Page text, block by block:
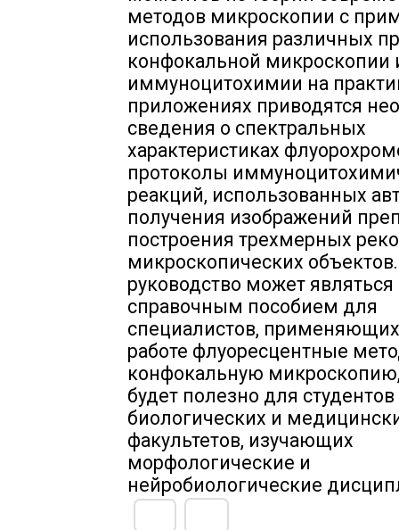
методов микроскопии с
использования различных
конфокальной микроскопии
иммуноцитохимии на
приложениях приводятся
сведения о спектральных
характеристиках
протоколы
реакций, использованных
получения изображений
построения трехмерных
микроскопических
руководство может являться
справочным пособием для
специалистов,
работе флуоресцентные
конфокальную
будет полезно для студентов
биологических и
факультетов, изучающих
морфологические и
нейробиологические